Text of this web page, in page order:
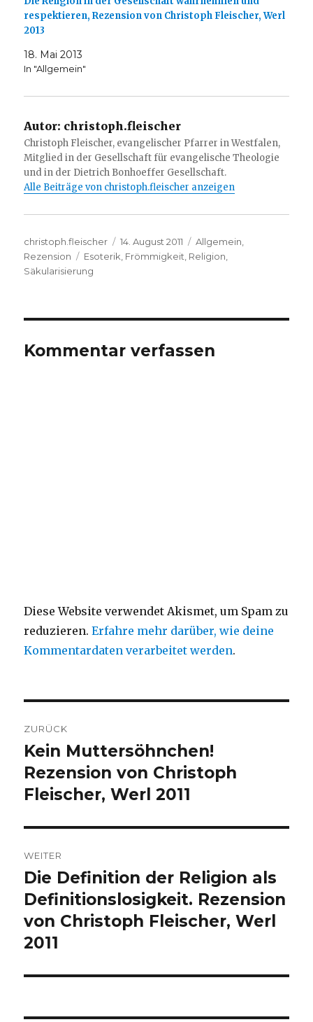
respektieren, Rezension von Christoph Fleischer, Werl
2013
18. Mai 2013
In "Allgemein"
Autor: christoph.fleischer
Christoph Fleischer, evangelischer Pfarrer in Westfalen,
Mitglied in der Gesellschaft für evangelische Theologie
und in der Dietrich Bonhoeffer Gesellschaft.
Alle Beiträge von christoph.fleischer anzeigen
Autor
christoph.fleischer
Veröffentlicht
am
14. August 2011 Kategorien
Allgemein
Rezension
Schlagwörter
Esoterik Frömmigkeit Religion
Säkularisierung
Kommentar verfassen
Diese Website verwendet Akismet, um Spam zu
reduzieren.Erfahre mehr darüber, wie deine
Kommentardaten verarbeitet werden.
ZURÜCK
Vorheriger
Beitrag:
Kein Muttersöhnchen!
Rezension von Christoph
Fleischer, Werl 2011
WEITER
Nächster
Beitrag:
Die Definition der Religion als
Definitionslosigkeit. Rezension
von Christoph Fleischer, Werl
2011